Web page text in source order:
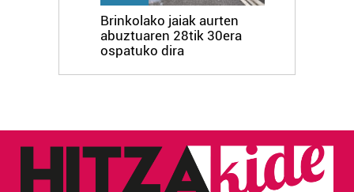
Brinkolako jaiak aurten
abuztuaren 28tik 30era
ospatuko dira